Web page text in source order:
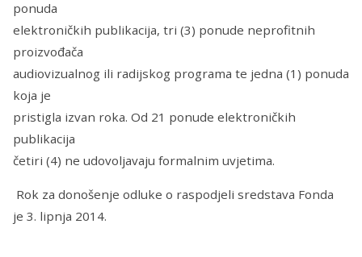
ponuda
elektroničkih publikacija, tri (3) ponude neprofitnih
proizvođača
audiovizualnog ili radijskog programa te jedna (1) ponuda
koja je
pristigla izvan roka. Od 21 ponude elektroničkih
publikacija
četiri (4) ne udovoljavaju formalnim uvjetima.
Rok za donošenje odluke o raspodjeli sredstava Fonda
je 3. lipnja 2014.